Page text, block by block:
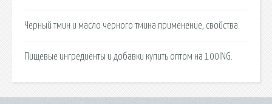
Черный тмин и масло черного тмина применение, свойства.
Пищевые ингредиенты и добавки купить оптом на 100ING.